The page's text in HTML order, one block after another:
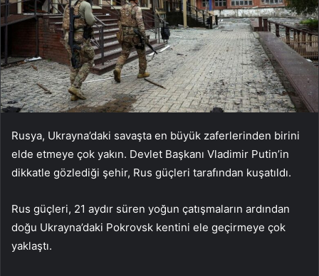
Rusya, Ukrayna’daki savaşta en büyük zaferlerinden birini
elde etmeye çok yakın. Devlet Başkanı Vladimir Putin’in
dikkatle gözlediği şehir, Rus güçleri tarafından kuşatıldı.
Rus güçleri, 21 aydır süren yoğun çatışmaların ardından
doğu Ukrayna’daki Pokrovsk kentini ele geçirmeye çok
yaklaştı.